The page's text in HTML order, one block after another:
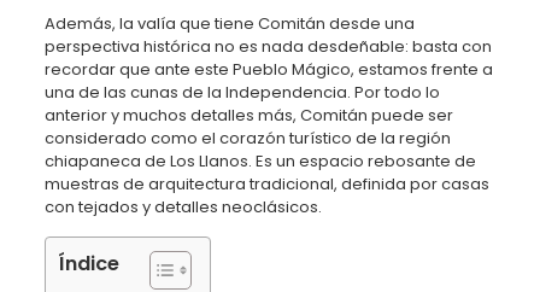
Además, la valía que tiene Comitán desde una
perspectiva histórica no es nada desdeñable: basta con
recordar que ante este Pueblo Mágico, estamos frente a
una de las cunas de la Independencia. Por todo lo
anterior y muchos detalles más, Comitán puede ser
considerado como el corazón turístico de la región
chiapaneca de Los Llanos. Es un espacio rebosante de
muestras de arquitectura tradicional, definida por casas
con tejados y detalles neoclásicos.
Índice